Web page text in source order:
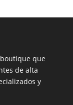
que
de alta
y